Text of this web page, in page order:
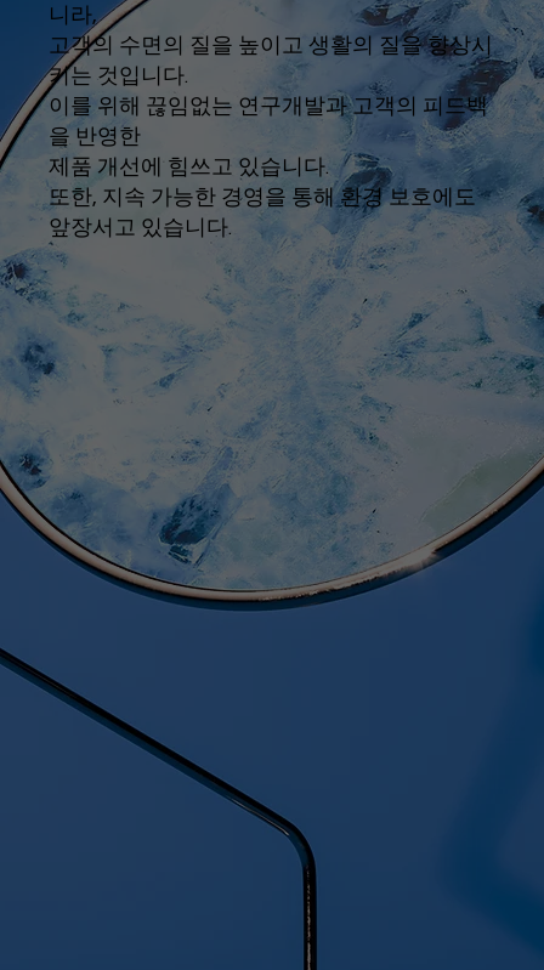
니라,
고객의 수면의 질을 높이고 생활의 질을 향상시
키는 것입니다.
이를 위해 끊임없는 연구개발과 고객의 피드백
을 반영한
제품 개선에 힘쓰고 있습니다.
또한, 지속 가능한 경영을 통해 환경 보호에도
앞장서고 있습니다.